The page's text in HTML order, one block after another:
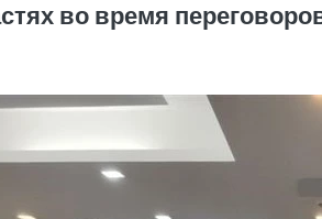
во время